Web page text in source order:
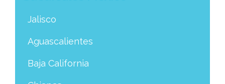
Jalisco
Aguascalientes
Baja California